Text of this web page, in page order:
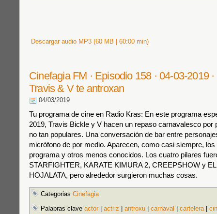
Descargar audio MP3 (60 MB | 60:00 min)
Cinefagia FM · Episodio 158 · 04-03-2019
Travis & V te antroxan
04/03/2019
Tu programa de cine en Radio Kras: En este programa
2019, Travis Bickle y V hacen un repaso carnavalesco por
no tan populares. Una conversación de bar entre
micrófono de por medio. Aparecen, como casi siempre, los
programa y otros menos conocidos. Los cuatro pilares
STARFIGHTER, KARATE KIMURA 2, CREEPSHOW y
HOJALATA, pero alrededor surgieron muchas cosas.
Categorias Cinefagia
Palabras clave actor actriz antroxu carnaval cartelera|